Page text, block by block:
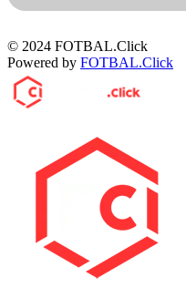
© 2024 FOTBAL.Click
Powered by FOTBAL.Click